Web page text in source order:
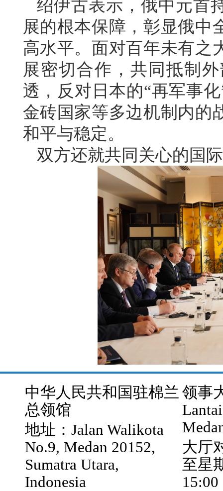
绍伊古表示，俄中元首
展的根本保障，彰显俄中
高水平。面对百年未有之
展密切合作，共同抵制
透，反对日本的“再军事
金砖国家等多边机制内的
和平与稳定。
双方还就共同关心的国
中华人民共和国驻棉兰
总领馆
地址：Jalan Walikota
No.9, Medan 20152,
Sumatra Utara,
Indonesia
领事
大厅
至星
15:00